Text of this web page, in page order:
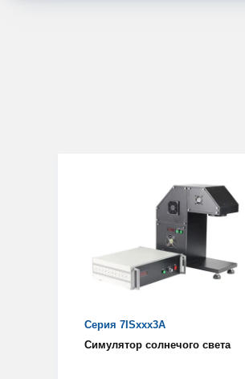
Серия 7ISxxx3A
Симулятор солнечого света